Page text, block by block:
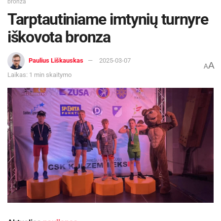
bronza
Tarptautiniame imtynių turnyre
iškovota bronza
Paulius Liškauskas
2025-03-07
Laikas: 1 min skaitymo
AA